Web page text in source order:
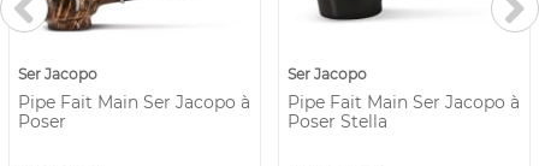
Ser Jacopo
Pipe Fait Main Ser Jacopo à
Poser
Ser Jacopo
Pipe Fait Main Ser Jacopo à
Poser Stella